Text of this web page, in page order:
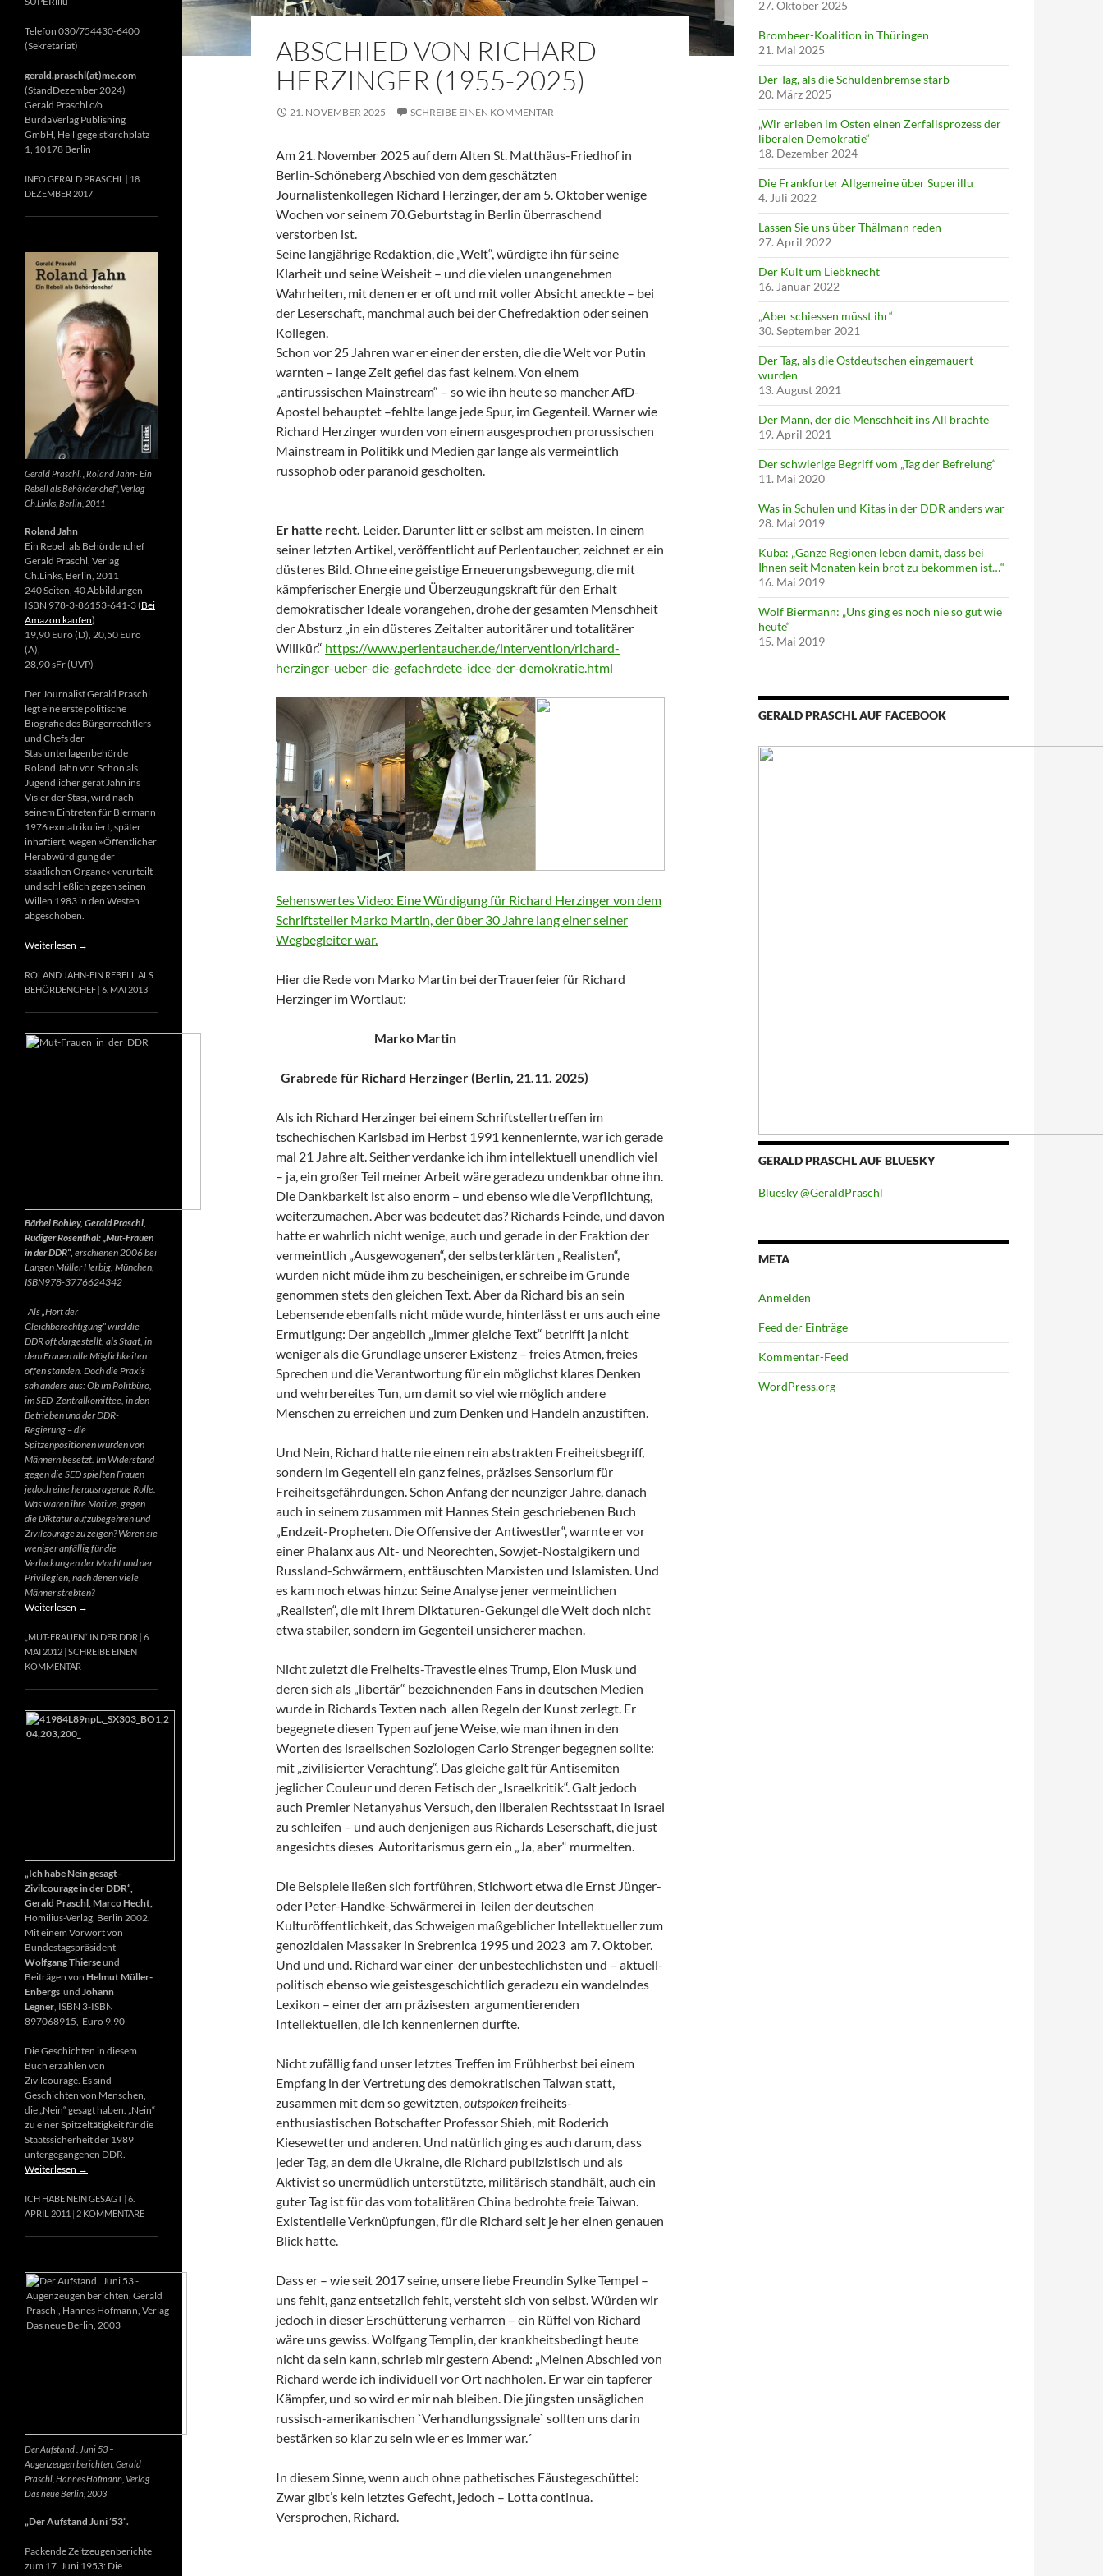
ABSCHIED VON RICHARD
HERZINGER (1955-2025)
21. NOVEMBER 2025 SCHREIBE EINEN KOMMENTAR
Am 21. November 2025 auf dem Alten St. Matthäus-Friedhof in
Berlin-Schöneberg Abschied von dem geschätzten
Journalistenkollegen Richard Herzinger, der am 5. Oktober wenige
Wochen vor seinem 70.Geburtstag in Berlin überraschend
verstorben ist.
Seine langjährige Redaktion, die „Welt“, würdigte ihn für seine
Klarheit und seine Weisheit – und die vielen unangenehmen
Wahrheiten, mit denen er er oft und mit voller Absicht aneckte – bei
der Leserschaft, manchmal auch bei der Chefredaktion oder seinen
Kollegen.
Schon vor 25 Jahren war er einer der ersten, die die Welt vor Putin
warnten – lange Zeit gefiel das fast keinem. Von einem
„antirussischen Mainstream“ – so wie ihn heute so mancher AfD-
Apostel behauptet –fehlte lange jede Spur, im Gegenteil. Warner wie
Richard Herzinger wurden von einem ausgesprochen prorussischen
Mainstream in Politikk und Medien gar lange als vermeintlich
russophob oder paranoid gescholten.
Er hatte recht. Leider. Darunter litt er selbst am meisten. In einem
seiner letzten Artikel, veröffentlicht auf Perlentaucher, zeichnet er ein
düsteres Bild. Ohne eine geistige Erneuerungsbewegung, die mit
kämpferischer Energie und Überzeugungskraft für den Erhalt
demokratischer Ideale vorangehen, drohe der gesamten Menschheit
der Absturz „in ein düsteres Zeitalter autoritärer und totalitärer
Willkür.“ https://www.perlentaucher.de/intervention/richard-
herzinger-ueber-die-gefaehrdete-idee-der-demokratie.html
Sehenswertes Video: Eine Würdigung für Richard Herzinger von dem
Schriftsteller Marko Martin, der über 30 Jahre lang einer seiner
Wegbegleiter war.
Hier die Rede von Marko Martin bei derTrauerfeier für Richard
Herzinger im Wortlaut:
Marko Martin
Grabrede für Richard Herzinger (Berlin, 21.11. 2025)
Als ich Richard Herzinger bei einem Schriftstellertreffen im
tschechischen Karlsbad im Herbst 1991 kennenlernte, war ich gerade
mal 21 Jahre alt. Seither verdanke ich ihm intellektuell unendlich viel
– ja, ein großer Teil meiner Arbeit wäre geradezu undenkbar ohne ihn.
Die Dankbarkeit ist also enorm – und ebenso wie die Verpflichtung,
weiterzumachen. Aber was bedeutet das? Richards Feinde, und davon
hatte er wahrlich nicht wenige, auch und gerade in der Fraktion der
vermeintlich „Ausgewogenen“, der selbsterklärten „Realisten“,
wurden nicht müde ihm zu bescheinigen, er schreibe im Grunde
genommen stets den gleichen Text. Aber da Richard bis an sein
Lebensende ebenfalls nicht müde wurde, hinterlässt er uns auch eine
Ermutigung: Der angeblich „immer gleiche Text“ betrifft ja nicht
weniger als die Grundlage unserer Existenz – freies Atmen, freies
Sprechen und die Verantwortung für ein möglichst klares Denken
und wehrbereites Tun, um damit so viel wie möglich andere
Menschen zu erreichen und zum Denken und Handeln anzustiften.
Und Nein, Richard hatte nie einen rein abstrakten Freiheitsbegriff,
sondern im Gegenteil ein ganz feines, präzises Sensorium für
Freiheitsgefährdungen. Schon Anfang der neunziger Jahre, danach
auch in seinem zusammen mit Hannes Stein geschriebenen Buch
„Endzeit-Propheten. Die Offensive der Antiwestler“, warnte er vor
einer Phalanx aus Alt- und Neorechten, Sowjet-Nostalgikern und
Russland-Schwärmern, enttäuschten Marxisten und Islamisten. Und
es kam noch etwas hinzu: Seine Analyse jener vermeintlichen
„Realisten“, die mit Ihrem Diktaturen-Gekungel die Welt doch nicht
etwa stabiler, sondern im Gegenteil unsicherer machen.
Nicht zuletzt die Freiheits-Travestie eines Trump, Elon Musk und
deren sich als „libertär“ bezeichnenden Fans in deutschen Medien
wurde in Richards Texten nach allen Regeln der Kunst zerlegt. Er
begegnete diesen Typen auf jene Weise, wie man ihnen in den
Worten des israelischen Soziologen Carlo Strenger begegnen sollte:
mit „zivilisierter Verachtung“. Das gleiche galt für Antisemiten
jeglicher Couleur und deren Fetisch der „Israelkritik“. Galt jedoch
auch Premier Netanyahus Versuch, den liberalen Rechtsstaat in Israel
zu schleifen – und auch denjenigen aus Richards Leserschaft, die just
angesichts dieses Autoritarismus gern ein „Ja, aber“ murmelten.
Die Beispiele ließen sich fortführen, Stichwort etwa die Ernst Jünger-
oder Peter-Handke-Schwärmerei in Teilen der deutschen
Kulturöffentlichkeit, das Schweigen maßgeblicher Intellektueller zum
genozidalen Massaker in Srebrenica 1995 und 2023 am 7. Oktober.
Und und und. Richard war einer der unbestechlichsten und – aktuell-
politisch ebenso wie geistesgeschichtlich geradezu ein wandelndes
Lexikon – einer der am präzisesten argumentierenden
Intellektuellen, die ich kennenlernen durfte.
Nicht zufällig fand unser letztes Treffen im Frühherbst bei einem
Empfang in der Vertretung des demokratischen Taiwan statt,
zusammen mit dem so gewitzten, outspokenfreiheits-
enthusiastischen Botschafter Professor Shieh, mit Roderich
Kiesewetter und anderen. Und natürlich ging es auch darum, dass
jeder Tag, an dem die Ukraine, die Richard publizistisch und als
Aktivist so unermüdlich unterstützte, militärisch standhält, auch ein
guter Tag ist für das vom totalitären China bedrohte freie Taiwan.
Existentielle Verknüpfungen, für die Richard seit je her einen genauen
Blick hatte.
Dass er – wie seit 2017 seine, unsere liebe Freundin Sylke Tempel –
uns fehlt, ganz entsetzlich fehlt, versteht sich von selbst. Würden wir
jedoch in dieser Erschütterung verharren – ein Rüffel von Richard
wäre uns gewiss. Wolfgang Templin, der krankheitsbedingt heute
nicht da sein kann, schrieb mir gestern Abend: „Meinen Abschied von
Richard werde ich individuell vor Ort nachholen. Er war ein tapferer
Kämpfer, und so wird er mir nah bleiben. Die jüngsten unsäglichen
russisch-amerikanischen `Verhandlungssignale` sollten uns darin
bestärken so klar zu sein wie er es immer war.´
In diesem Sinne, wenn auch ohne pathetisches Fäustegeschüttel:
Zwar gibt’s kein letztes Gefecht, jedoch – Lotta continua.
Versprochen, Richard.
27. Oktober 2025
Brombeer-Koalition in Thüringen
21. Mai 2025
Der Tag, als die Schuldenbremse starb
20. März 2025
„Wir erleben im Osten einen Zerfallsprozess der
liberalen Demokratie“
18. Dezember 2024
Die Frankfurter Allgemeine über Superillu
4. Juli 2022
Lassen Sie uns über Thälmann reden
27. April 2022
Der Kult um Liebknecht
16. Januar 2022
„Aber schiessen müsst ihr“
30. September 2021
Der Tag, als die Ostdeutschen eingemauert
wurden
13. August 2021
Der Mann, der die Menschheit ins All brachte
19. April 2021
Der schwierige Begriff vom „Tag der Befreiung“
11. Mai 2020
Was in Schulen und Kitas in der DDR anders war
28. Mai 2019
Kuba: „Ganze Regionen leben damit, dass bei
Ihnen seit Monaten kein brot zu bekommen ist…“
16. Mai 2019
Wolf Biermann: „Uns ging es noch nie so gut wie
heute“
15. Mai 2019
GERALD PRASCHL AUF FACEBOOK
GERALD PRASCHL AUF BLUESKY
Bluesky @GeraldPraschl
META
Anmelden
Feed der Einträge
Kommentar-Feed
WordPress.org
Telefon 030/754430-6400
(Sekretariat)
gerald.praschl(at)me.com
(StandDezember 2024)
Gerald Praschl c/o
BurdaVerlag Publishing
GmbH, Heiligegeistkirchplatz
1, 10178 Berlin
INFO GERALD PRASCHL
18.
DEZEMBER 2017
Gerald Praschl. „Roland Jahn- Ein
Rebell als Behördenchef“, Verlag
Ch.Links, Berlin, 2011
Roland Jahn
Ein Rebell als Behördenchef
Gerald Praschl, Verlag
Ch.Links, Berlin, 2011
240 Seiten, 40 Abbildungen
ISBN 978-3-86153-641-3 (Bei
Amazon kaufen)
19,90 Euro (D), 20,50 Euro
(A),
28,90 sFr (UVP)
Der Journalist Gerald Praschl
legt eine erste politische
Biografie des Bürgerrechtlers
und Chefs der
Stasiunterlagenbehörde
Roland Jahn vor. Schon als
Jugendlicher gerät Jahn ins
Visier der Stasi, wird nach
seinem Eintreten für Biermann
1976 exmatrikuliert, später
inhaftiert, wegen »Öffentlicher
Herabwürdigung der
staatlichen Organe« verurteilt
und schließlich gegen seinen
Willen 1983 in den Westen
abgeschoben.
Weiterlesen →
ROLAND JAHN-EIN REBELL ALS
BEHÖRDENCHEF 6. MAI 2013
Bärbel Bohley, Gerald Praschl,
Rüdiger Rosenthal: „Mut-Frauen
in der DDR“, erschienen 2006 bei
Langen Müller Herbig, München,
ISBN978-3776624342
Als „Hort der
Gleichberechtigung“ wird die
DDR oft dargestellt, als Staat, in
dem Frauen alle Möglichkeiten
offen standen. Doch die Praxis
sah anders aus: Ob im Politbüro,
im SED-Zentralkomittee, in den
Betrieben und der DDR-
Regierung – die
Spitzenpositionen wurden von
Männern besetzt. Im Widerstand
gegen die SED spielten Frauen
jedoch eine herausragende Rolle.
Was waren ihre Motive, gegen
die Diktatur aufzubegehren und
Zivilcourage zu zeigen? Waren sie
weniger anfällig für die
Verlockungen der Macht und der
Privilegien, nach denen viele
Männer strebten?
Weiterlesen →
„MUT-FRAUEN“ IN DER DDR 6.
MAI 2012 SCHREIBE EINEN
KOMMENTAR
„Ich habe Nein gesagt-
Zivilcourage in der DDR“,
Gerald Praschl, Marco Hecht,
Homilius-Verlag, Berlin 2002.
Mit einem Vorwort von
Bundestagspräsident
Wolfgang Thierseund
Beiträgen von Helmut Müller-
Enbergs und Johann
Legner , ISBN 3-ISBN
897068915, Euro 9,90
Die Geschichten in diesem
Buch erzählen von
Zivilcourage. Es sind
Geschichten von Menschen,
die „Nein“ gesagt haben. „Nein“
zu einer Spitzeltätigkeit für die
Staatssicherheit der 1989
untergegangenen DDR.
Weiterlesen →
ICH HABE NEIN GESAGT 6.
APRIL 2011
2 KOMMENTARE
Der Aufstand . Juni 53 –
Augenzeugen berichten, Gerald
Praschl, Hannes Hofmann, Verlag
Das neue Berlin, 2003
„Der Aufstand Juni ’53“.
Packende Zeitzeugenberichte
zum 17. Juni 1953: Die